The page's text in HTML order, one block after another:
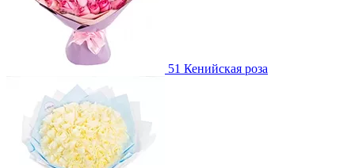
51 Кенийская роза